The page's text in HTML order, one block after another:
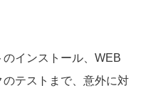
インストール、WEB
テストまで、意外に対